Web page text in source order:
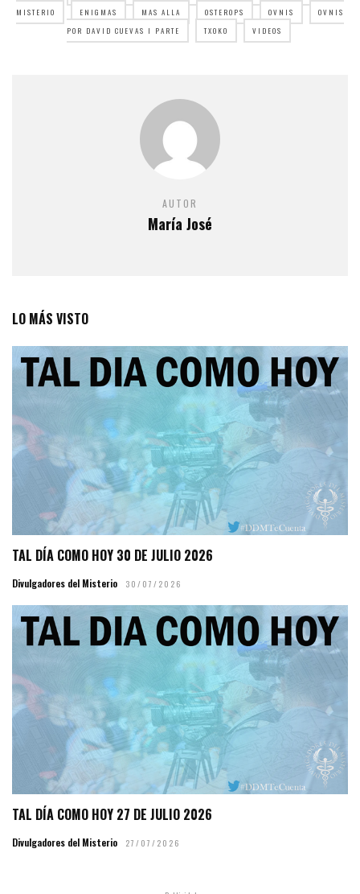
MISTERIO
ENIGMAS MAS ALLA OSTEROPS OVNIS
OVNIS
POR DAVID CUEVAS I PARTE
TXOKO VIDEOS
AUTOR
María José
LO MÁS VISTO
TAL DÍA COMO HOY 30 DE JULIO 2026
Divulgadores del Misterio 30/07/2026
TAL DÍA COMO HOY 27 DE JULIO 2026
Divulgadores del Misterio 27/07/2026